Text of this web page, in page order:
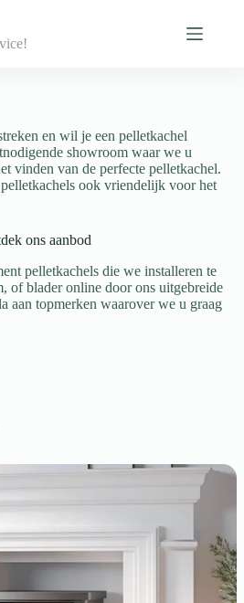
en wil je een pelletkachel
showroom waar we u
vinden van de perfecte pelletkachel.
ook vriendelijk voor het
ons aanbod
pelletkachels die we installeren te
of blader online door ons uitgebreide
aan topmerken waarover we u graag